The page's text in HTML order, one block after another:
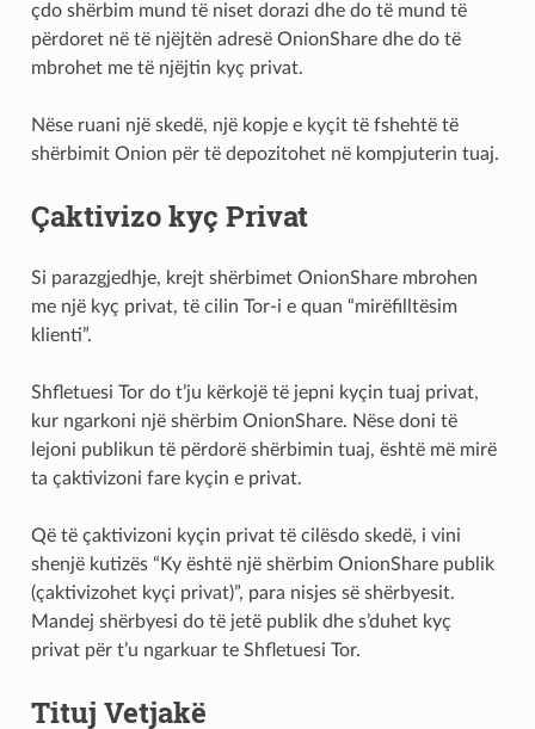
çdo shërbim mund të niset dorazi dhe do të mund të
përdoret në të njëjtën adresë OnionShare dhe do të
mbrohet me të njëjtin kyç privat.
Nëse ruani një skedë, një kopje e kyçit të fshehtë të
shërbimit Onion për të depozitohet në kompjuterin tuaj.
Çaktivizo kyç Privat
Si parazgjedhje, krejt shërbimet OnionShare mbrohen
me një kyç privat, të cilin Tor-i e quan “mirëfilltësim
klienti”.
Shfletuesi Tor do t’ju kërkojë të jepni kyçin tuaj privat,
kur ngarkoni një shërbim OnionShare. Nëse doni të
lejoni publikun të përdorë shërbimin tuaj, është më mirë
ta çaktivizoni fare kyçin e privat.
Që të çaktivizoni kyçin privat të cilësdo skedë, i vini
shenjë kutizës “Ky është një shërbim OnionShare publik
(çaktivizohet kyçi privat)”, para nisjes së shërbyesit.
Mandej shërbyesi do të jetë publik dhe s’duhet kyç
privat për t’u ngarkuar te Shfletuesi Tor.
Tituj Vetjakë